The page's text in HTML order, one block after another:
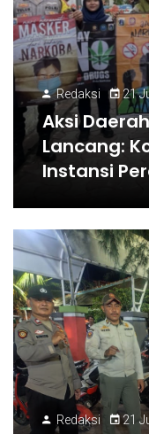
Redaksi 21
Aksi
Lancang:
Instansi
Redaksi 21